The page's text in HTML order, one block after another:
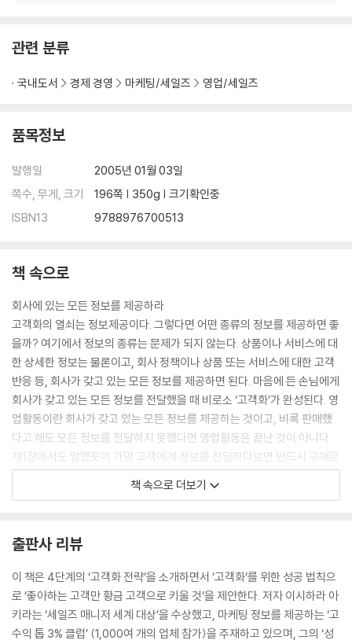
7. 소개받은 손님은 판매 확률이 높다
9. 고객화가 가져오는 최대 이익
관련 분류
국내도서 경제 경영 마케팅/세일즈 영업/세일즈
품목정보
발행일
2005년 01월 03일
쪽수, 무게, 크기
196쪽 | 350g | 크기확인중
ISBN13
9788976700513
책 속으로
회사에 있는 모든 정보를 제공하라
고객화의 열쇠는 정보제공이다. 그렇다면 어떤 종류의 정보를 제공하면 좋
을까? 여기에서 정보의 종류는 문제가 되지 않는다. 상품이나 서비스에 대
한 상세한 정보는 물론이고, 회사 정책이나 상품 또는 서비스에 대한 고객
반응 등, 회사가 갖고 있는 모든 정보를 제공하면 된다. 마음에 든 손님에게
회사가 갖고 있는 모든 정보를 전달했을 때 비로소 ‘고객화’가 완성된다. 영
업활동이란 회사가 갖고 있는 모든 정보를 제공하는 것이고, 비록 판매했
다고 해도 모든 정보를 전달하지 못했다면 영업활동은 끝난 것이 아니다.
제1장에서도 말했듯이 가망 고객에게 정보를 전달하다보면 반드시 구매로
이어지며, 이는 매우 자연스런 일이다. 손님이 상품이나 서비스를 구매한
시기는, 예를 들어 정보 전달 단계를 10단계로 나눴을 때, 7단계일수도 있
반드시 고객으로 만들 수 있다.
‘고객화 전략’ 차원에서 본다면 영업사원이 해야 할 일은 판매가 아니라 정
보 전달이다. 영업사원이 올바르게 정보를 제공한다면 단순한 판매가 아니
라 회사에 이익을 가져다 줄 고객을 확보하게 된다. --- p.64~65
책 속으로 더보기
출판사 리뷰
이 책은 4단계의 ‘고객화 전략’을 소개하면서 ‘고객화’를 위한 성공 법칙으
로 ‘좋아하는 고객만 황금 고객으로 키울 것’을 제안한다. 저자 이시하라 아
키라는 ‘세일즈 매니저 세계 대상’을 수상했고, 마케팅 정보를 제공하는 ‘고
수익 톱 3% 클럽’ (1,000여 개의 업체 참가)을 주재하고 있으며, 그의 ‘성